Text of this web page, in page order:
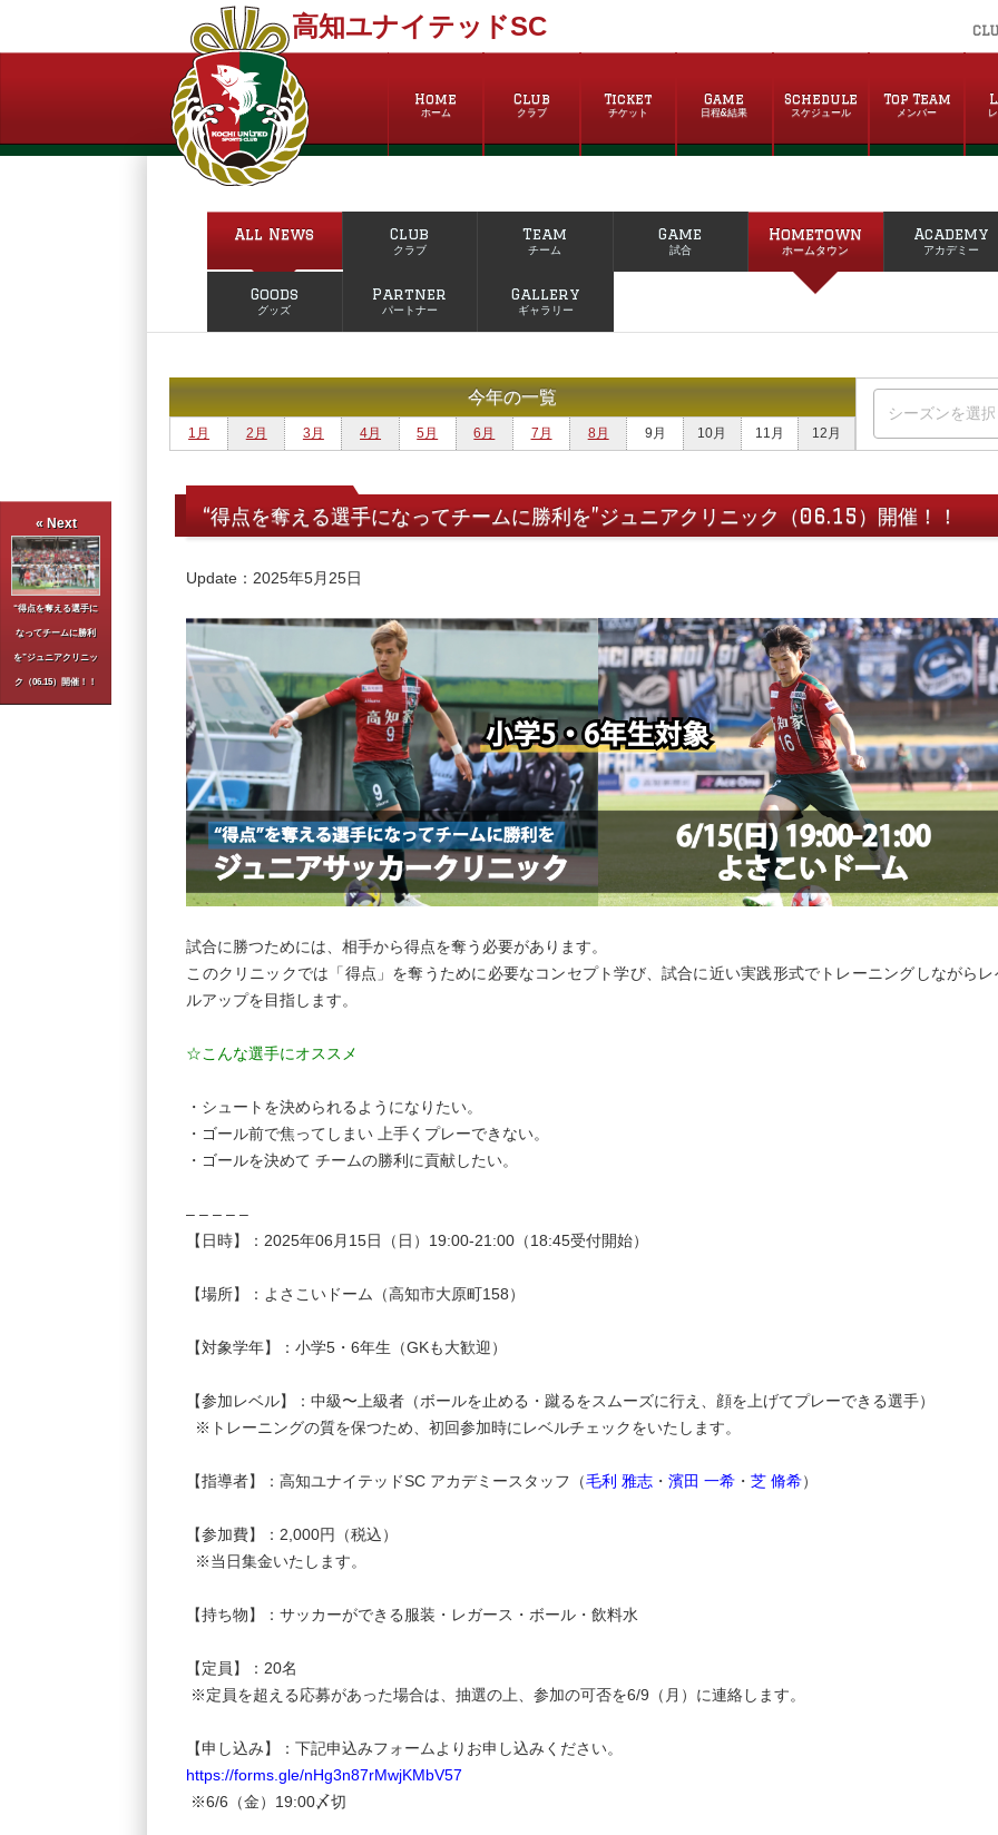
高知ユナイテッドSC
Home
ホーム
Club
クラブ
Ticket
チケット
Game
日程&結果
Schedule
スケジュール
Top Team
メンバー
« Next
“得点を奪える選手に
なってチームに勝利
を”ジュニアクリニッ
ク（06.15）開催！！
All News Club
クラブ
Team
チーム
Game
試合
Hometown
ホームタウン
Academy
アカデミー
Goods
グッズ
Partner
パートナー
Gallery
ギャラリー
今年の一覧
1月 2月 3月 4月 5月 6月 7月 8月 9月 10月 11月 12月
“得点を奪える選手になってチームに勝利を”ジュニアクリニック（06.15）開催！！
Update：2025年5月25日
試合に勝つためには、相手から得点を奪う必要があります。
このクリニックでは「得点」を奪うために必要なコンセプト学び、試合に近い実践形式でトレーニングしながらレ
ルアップを目指します。
☆こんな選手にオススメ
・シュートを決められるようになりたい。
・ゴール前で焦ってしまい 上手くプレーできない。
・ゴールを決めて チームの勝利に貢献したい。
– – – – –
【日時】：2025年06月15日（日）19:00-21:00（18:45受付開始）
【場所】：よさこいドーム（高知市大原町158）
【対象学年】：小学5・6年生（GKも大歓迎）
【参加レベル】：中級〜上級者（ボールを止める・蹴るをスムーズに行え、顔を上げてプレーできる選手）
※トレーニングの質を保つため、初回参加時にレベルチェックをいたします。
【指導者】：高知ユナイテッドSC アカデミースタッフ（毛利 雅志 ・濱田 一希 ・芝 脩希）
【参加費】：2,000円（税込）
※当日集金いたします。
【持ち物】：サッカーができる服装・レガース・ボール・飲料水
【定員】：20名
※定員を超える応募があった場合は、抽選の上、参加の可否を6/9（月）に連絡します。
【申し込み】：下記申込みフォームよりお申し込みください。
https://forms.gle/nHg3n87rMwjKMbV57
※6/6（金）19:00〆切